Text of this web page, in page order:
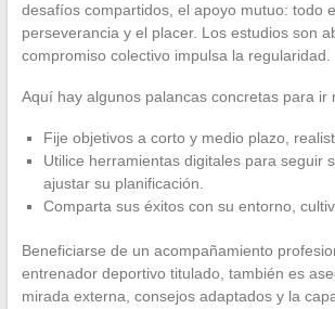
desafíos compartidos, el apoyo mutuo: todo
perseverancia y el placer. Los estudios son
compromiso colectivo impulsa la regularidad.
Aquí hay algunos palancas concretas para ir
Fije objetivos a corto y medio plazo,
Utilice herramientas digitales para seguir
ajustar su planificación.
Comparta sus éxitos con su entorno,
Beneficiarse de un acompañamiento
entrenador deportivo titulado, también es
mirada externa, consejos adaptados y la